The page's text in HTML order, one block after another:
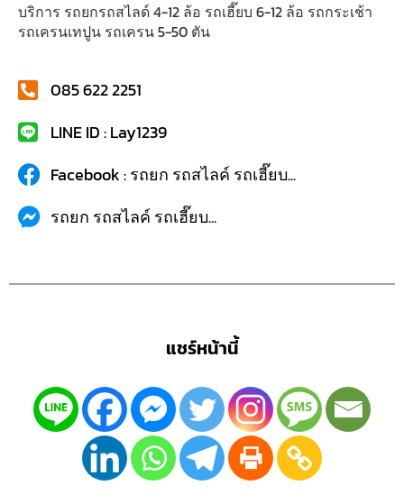
บริการ รถยกรถสไลด์ 4-12 ล้อ รถเฮี๊ยบ 6-12 ล้อ รถกระเช้า
รถเครนเทปูน รถเครน 5-50 ตัน
085 622 2251
LINE ID : Lay1239
Facebook : รถยก รถสไลค์ รถเฮี๊ยบ...
รถยก รถสไลค์ รถเฮี๊ยบ...
แชร์หน้านี้